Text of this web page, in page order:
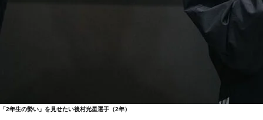
「2年生の勢い」を見せたい後村光星選手（2年）